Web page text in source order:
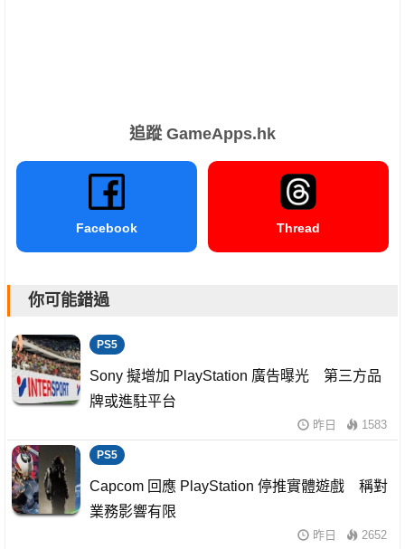
追蹤 GameApps.hk
Facebook Thread
你可能錯過
PS5
Sony 擬增加 PlayStation 廣告曝光 第三方品
牌或進駐平台
昨日 1583
PS5
Capcom 回應 PlayStation 停推實體遊戲 稱對
業務影響有限
昨日 2652